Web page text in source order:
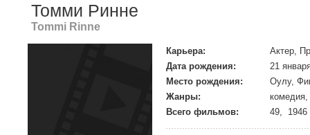
Томми Ринне
Tommi Rinne
Карьера:
Актер,
Дата рождения:
21
Место рождения:
Оулу,
Жанры:
Всего фильмов:
49, 1946